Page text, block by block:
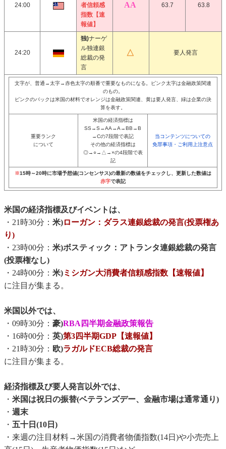
24:00
者信頼感
指数【速
報値】
63.7 63.8
24:20
独)ナーゲ
ル独連銀
総裁の発
言
要人発言
文字が、普通→太字→赤色太字の順番で重要なものになる。ピンク太字は金融政策関連
のもの。
ピンクのバックは米国の材料でオレンジは金融政策関連、黄は要人発言、緑は企業の決
算を表す。
重要ランク
について
米国の経済指標は
SS→S→AA→A→BB→B
→Cの7段階で表記
その他の経済指標は
◎→○→△→×の4段階で表
記
当コンテンツについての
免罪事項・ご利用上注意点
※15時～20時に市場予想値(コンセンサス)の最新の数値をチェックし、更新した数値は
赤字で表記
米国の経済指標及びイベントは、
・21時30分： 米)ローガン：ダラス連銀総裁の発言(投票権あ
り)
・23時00分： 米)ボスティック：アトランタ連銀総裁の発言
(投票権なし)
・24時00分： 米)ミシガン大消費者信頼感指数【速報値】
に注目が集まる。
米国以外では、
・09時30分： 豪)RBA四半期金融政策報告
・16時00分： 英)第3四半期GDP【速報値】
・21時30分： 欧)ラガルドECB総裁の発言
に注目が集まる。
経済指標及び要人発言以外では、
・ 米国は祝日の振替(ベテランズデー、金融市場は通常通り)
・ 週末
・ 五十日(10日)
・来週の注目材料→米国の消費者物価指数(14日)や小売売上